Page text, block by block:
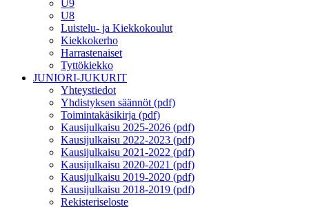
U9
U8
Luistelu- ja Kiekkokoulut
Kiekkokerho
Harrastenaiset
Tyttökiekko
JUNIORI-JUKURIT
Yhteystiedot
Yhdistyksen säännöt (pdf)
Toimintakäsikirja (pdf)
Kausijulkaisu 2025-2026 (pdf)
Kausijulkaisu 2022-2023 (pdf)
Kausijulkaisu 2021-2022 (pdf)
Kausijulkaisu 2020-2021 (pdf)
Kausijulkaisu 2019-2020 (pdf)
Kausijulkaisu 2018-2019 (pdf)
Rekisteriseloste